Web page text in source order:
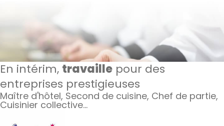
En intérim, travaille pour des
entreprises prestigieuses
Maître d'hôtel, Second de cuisine, Chef de partie,
Cuisinier collective…